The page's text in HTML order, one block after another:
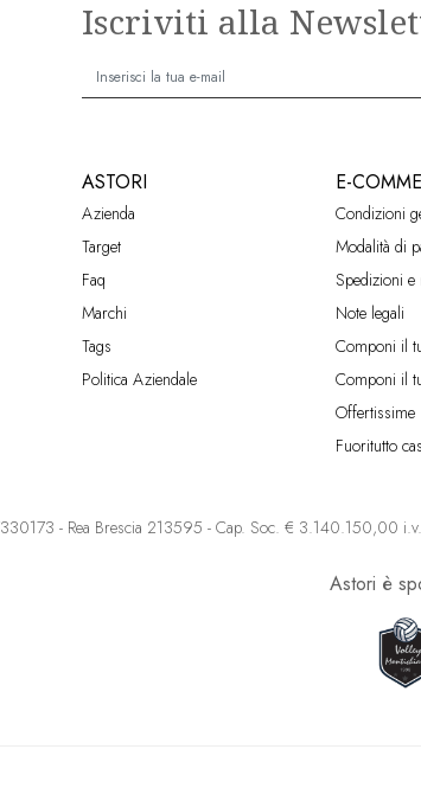
Iscriviti alla
ASTORI
Azienda
Target
Faq
Marchi
Tags
Politica Aziendale
E-
Condizioni
Modalità di
Spedizioni e
Note legali
Componi il
Componi il
Offertissime
Fuoritutto
- Rea Brescia 213595 - Cap. Soc. € 3.140.150,00 i.v.
Astori è